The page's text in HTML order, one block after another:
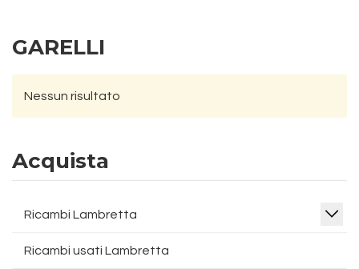
GARELLI
Nessun risultato
Acquista
Ricambi Lambretta
Ricambi usati Lambretta